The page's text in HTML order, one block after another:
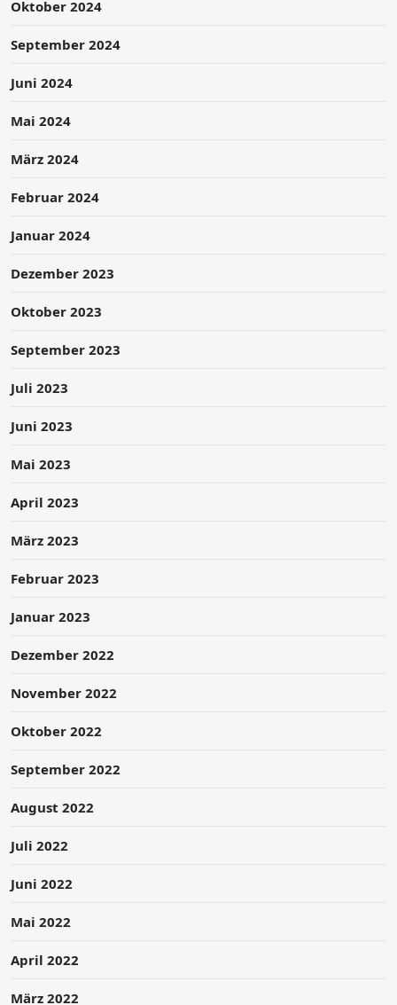
Oktober 2024
September 2024
Juni 2024
Mai 2024
März 2024
Februar 2024
Januar 2024
Dezember 2023
Oktober 2023
September 2023
Juli 2023
Juni 2023
Mai 2023
April 2023
März 2023
Februar 2023
Januar 2023
Dezember 2022
November 2022
Oktober 2022
September 2022
August 2022
Juli 2022
Juni 2022
Mai 2022
April 2022
März 2022